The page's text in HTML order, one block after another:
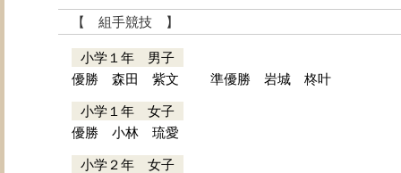
【 組手競技 】
小学１年 男子
優勝 森田 紫文
準優勝 岩城 柊叶
小学１年 女子
優勝 小林 琉愛
小学２年 女子